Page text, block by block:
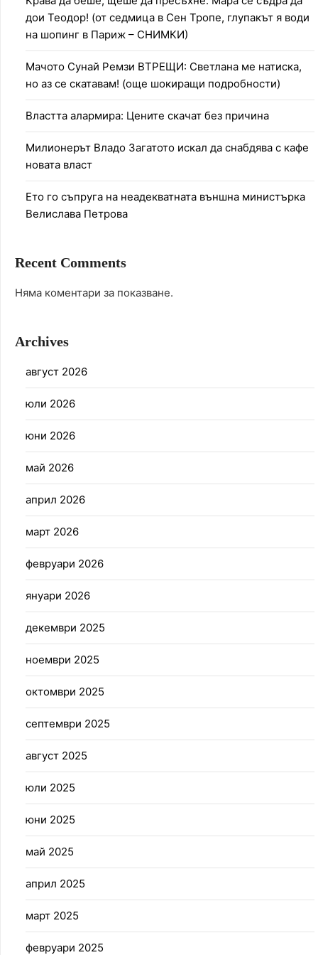
дои Теодор! (от седмица в Сен Тропе, глупакът я води
на шопинг в Париж – СНИМКИ)
Мачото Сунай Ремзи ВТРЕЩИ: Светлана ме натиска,
но аз се скатавам! (още шокиращи подробности)
Властта алармира: Цените скачат без причина
Милионерът Владо Загатото искал да снабдява с кафе
новата власт
Ето го съпруга на неадекватната външна министърка
Велислава Петрова
Recent Comments
Няма коментари за показване.
Archives
август 2026
юли 2026
юни 2026
май 2026
април 2026
март 2026
февруари 2026
януари 2026
декември 2025
ноември 2025
октомври 2025
септември 2025
август 2025
юли 2025
юни 2025
май 2025
април 2025
март 2025
февруари 2025